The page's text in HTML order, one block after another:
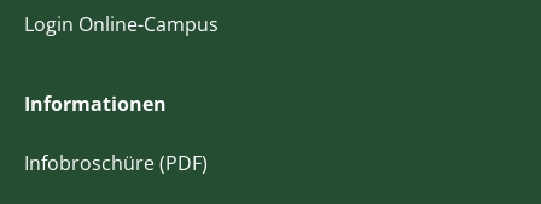
Login Online-Campus
Informationen
Infobroschüre (PDF)